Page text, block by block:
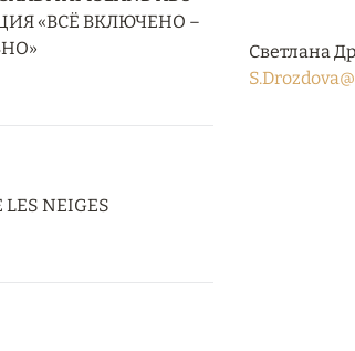
«ВСЁ ВКЛЮЧЕНО –
LES NEIGES
Светлана